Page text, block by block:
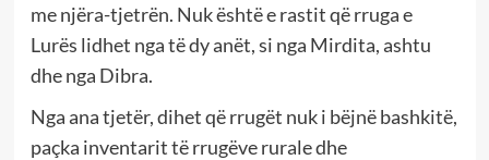
me njëra-tjetrën. Nuk është e rastit që rruga e
Lurës lidhet nga të dy anët, si nga Mirdita, ashtu
dhe nga Dibra.
Nga ana tjetër, dihet që rrugët nuk i bëjnë bashkitë,
paçka inventarit të rrugëve rurale dhe